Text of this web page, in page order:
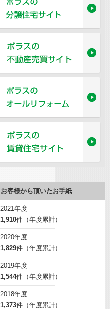
お客様から頂いたお手紙
2021年度
1,910件（年度累計）
2020年度
1,829件（年度累計）
2019年度
1,544件（年度累計）
2018年度
1,373件（年度累計）